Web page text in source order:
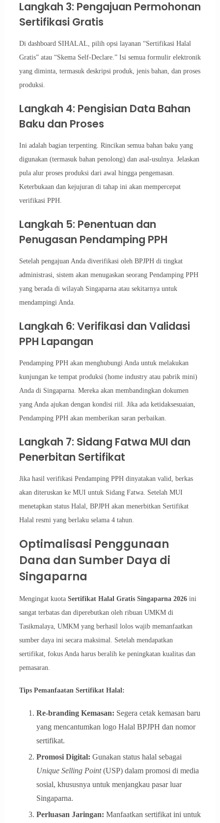
Langkah 3: Pengajuan Permohonan
Sertifikasi Gratis
Di dashboard SIHALAL, pilih opsi layanan “Sertifikasi Halal
Gratis” atau “Skema Self-Declare.” Isi semua formulir elektronik
yang diminta, termasuk deskripsi produk, jenis bahan, dan proses
produksi.
Langkah 4: Pengisian Data Bahan
Baku dan Proses
Ini adalah bagian terpenting. Rincikan semua bahan baku yang
digunakan (termasuk bahan penolong) dan asal-usulnya. Jelaskan
pula alur proses produksi dari awal hingga pengemasan.
Keterbukaan dan kejujuran di tahap ini akan mempercepat
verifikasi PPH.
Langkah 5: Penentuan dan
Penugasan Pendamping PPH
Setelah pengajuan Anda diverifikasi oleh BPJPH di tingkat
administrasi, sistem akan menugaskan seorang Pendamping PPH
yang berada di wilayah Singaparna atau sekitarnya untuk
mendampingi Anda.
Langkah 6: Verifikasi dan Validasi
PPH Lapangan
Pendamping PPH akan menghubungi Anda untuk melakukan
kunjungan ke tempat produksi (home industry atau pabrik mini)
Anda di Singaparna. Mereka akan membandingkan dokumen
yang Anda ajukan dengan kondisi riil. Jika ada ketidaksesuaian,
Pendamping PPH akan memberikan saran perbaikan.
Langkah 7: Sidang Fatwa MUI dan
Penerbitan Sertifikat
Jika hasil verifikasi Pendamping PPH dinyatakan valid, berkas
akan diteruskan ke MUI untuk Sidang Fatwa. Setelah MUI
menetapkan status Halal, BPJPH akan menerbitkan Sertifikat
Halal resmi yang berlaku selama 4 tahun.
Optimalisasi Penggunaan
Dana dan Sumber Daya di
Singaparna
Mengingat kuota Sertifikat Halal Gratis Singaparna 2026ini
sangat terbatas dan diperebutkan oleh ribuan UMKM di
Tasikmalaya, UMKM yang berhasil lolos wajib memanfaatkan
sumber daya ini secara maksimal. Setelah mendapatkan
sertifikat, fokus Anda harus beralih ke peningkatan kualitas dan
pemasaran.
Tips Pemanfaatan Sertifikat Halal:
Re-branding Kemasan: Segera cetak kemasan baru
yang mencantumkan logo Halal BPJPH dan nomor
sertifikat.
Promosi Digital: Gunakan status halal sebagai
Unique Selling Point(USP) dalam promosi di media
sosial, khususnya untuk menjangkau pasar luar
Singaparna.
Perluasan Jaringan: Manfaatkan sertifikat ini untuk